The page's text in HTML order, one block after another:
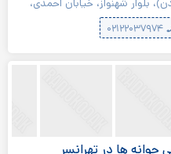
پلاک ۲۰
ها در تهرانسر